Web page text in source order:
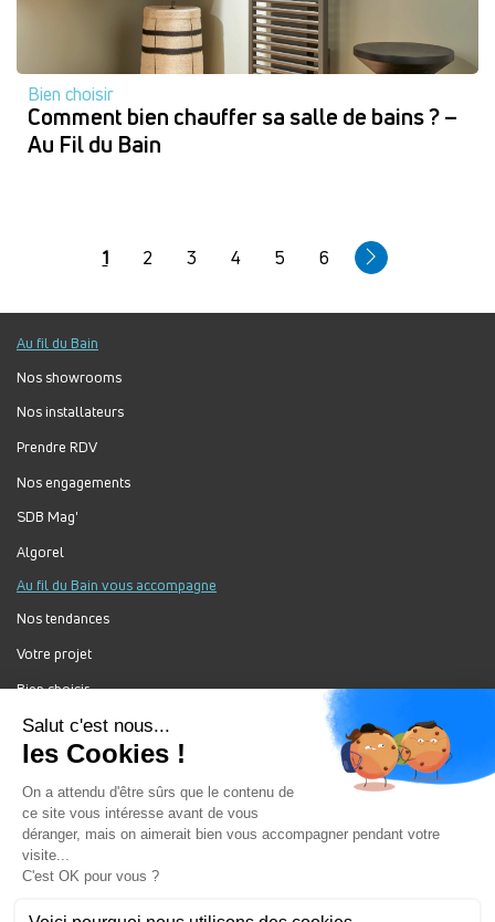
Bien choisir
Comment bien chauffer sa salle de bains ? –
Au Fil du Bain
Page
1 Page
2 Page
3 Page
4 Page
5 Page
6
Au fil du Bain
Nos showrooms
Nos installateurs
Prendre RDV
Nos engagements
SDB Mag'
Algorel
Au fil du Bain vous accompagne
Nos tendances
Votre projet
Bien choisir
Forum Au Fil du Bain
Nos produits